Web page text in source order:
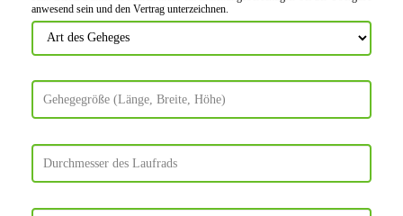
anwes­end sein und den Vertrag unter­zeichnen.